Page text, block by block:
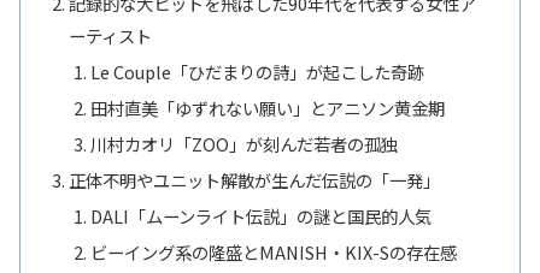
ーティスト
Le Couple「ひだまりの詩」が起こした奇跡
田村直美「ゆずれない願い」とアニソン黄金期
川村カオリ「ZOO」が刻んだ若者の孤独
正体不明やユニット解散が生んだ伝説の「一発」
DALI「ムーンライト伝説」の謎と国民的人気
ビーイング系の隆盛とMANISH・KIX-Sの存在感